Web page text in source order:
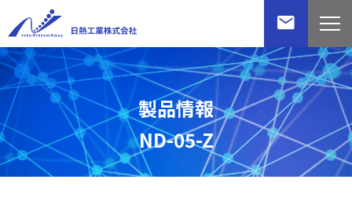
製品情報
ND-05-Z